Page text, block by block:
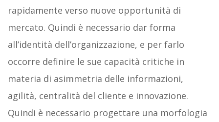
rapidamente verso nuove opportunità di
mercato. Quindi è necessario dar forma
all’identità dell’organizzazione, e per farlo
occorre definire le sue capacità critiche in
materia di asimmetria delle informazioni,
agilità, centralità del cliente e innovazione.
Quindi è necessario progettare una morfologia